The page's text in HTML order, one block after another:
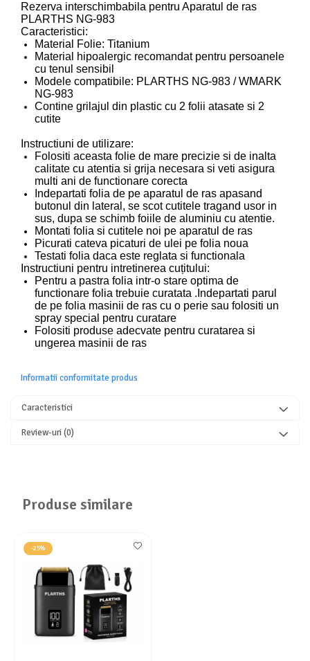
Rezerva interschimbabila pentru Aparatul de ras
PLARTHS NG-983
Caracteristici:
Material Folie: Titanium
Material hipoalergic recomandat pentru persoanele
cu tenul sensibil
Modele compatibile: PLARTHS NG-983 / WMARK
NG-983
Contine grilajul din plastic cu 2 folii atasate si 2
cutite
Instructiuni de utilizare:
Folositi aceasta folie de mare precizie si de inalta
calitate cu atentia si grija necesara si veti asigura
multi ani de functionare corecta
Indepartati folia de pe aparatul de ras apasand
butonul din lateral, se scot cutitele tragand usor in
sus, dupa se schimb foiile de aluminiu cu atentie.
Montati folia si cutitele noi pe aparatul de ras
Picurati cateva picaturi de ulei pe folia noua
Testati folia daca este reglata si functionala
Instructiuni pentru intretinerea cuțitului:
Pentru a pastra folia intr-o stare optima de
functionare folia trebuie curatata .Indepartati parul
de pe folia masinii de ras cu o perie sau folositi un
spray special pentru curatare
Folositi produse adecvate pentru curatarea si
ungerea masinii de ras
Informatii conformitate produs
Caracteristici
Review-uri(0)
Produse similare
-25%